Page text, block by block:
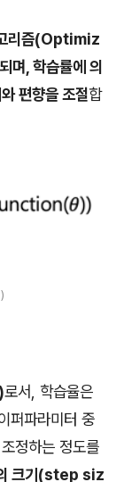
리즘(Optimiz
, 학습률에 의
편향을 조절합
로서, 학습율은
퍼파라미터 중
정하는 정도를
크기(step siz